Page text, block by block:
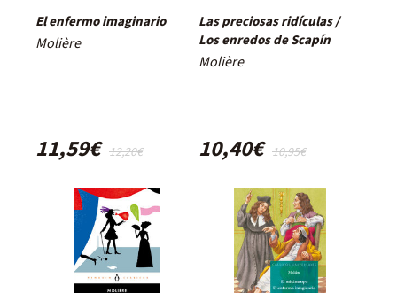
El enfermo imaginario
Molière
12,20€
11,59€
Las preciosas ridículas /
Los enredos de Scapín
Molière
10,95€
10,40€